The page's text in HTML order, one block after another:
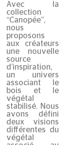
Avec la
collection
“Canopée”,
nous
proposons
aux créateurs
une nouvelle
source
d’inspiration,
un univers
associant le
bois et le
végétal
stabilisé. Nous
avons défini
deux visions
différentes du
végétal